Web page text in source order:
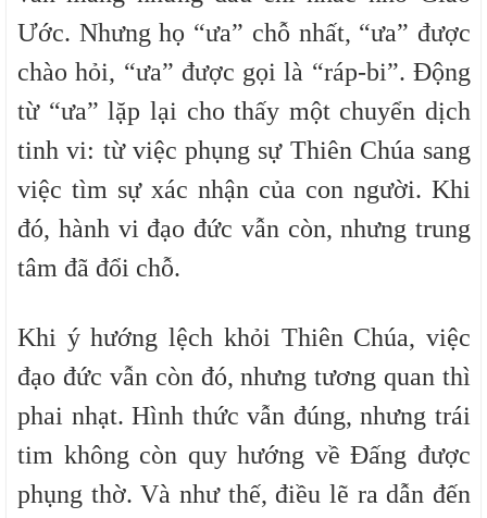
Ước. Nhưng họ “ưa” chỗ nhất, “ưa” được
chào hỏi, “ưa” được gọi là “ráp-bi”. Động
từ “ưa” lặp lại cho thấy một chuyển dịch
tinh vi: từ việc phụng sự Thiên Chúa sang
việc tìm sự xác nhận của con người. Khi
đó, hành vi đạo đức vẫn còn, nhưng trung
tâm đã đổi chỗ.
Khi ý hướng lệch khỏi Thiên Chúa, việc
đạo đức vẫn còn đó, nhưng tương quan thì
phai nhạt. Hình thức vẫn đúng, nhưng trái
tim không còn quy hướng về Đấng được
phụng thờ. Và như thế, điều lẽ ra dẫn đến